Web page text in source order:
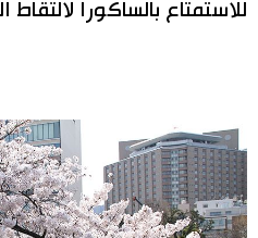
للاستمتاع بالساكورا لالتقاط